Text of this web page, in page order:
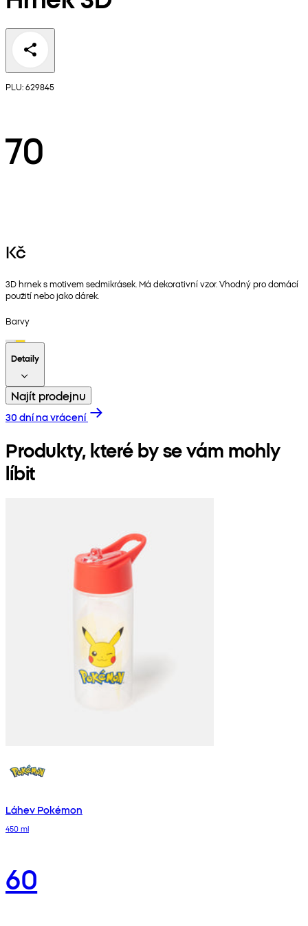
PLU: 629845
70
Kč
3D hrnek s motivem sedmikrásek. Má dekorativní vzor. Vhodný pro domácí
použití nebo jako dárek.
Barvy
Detaily
Najít prodejnu
30 dní na vrácení
Produkty, které by se vám mohly
líbit
Láhev Pokémon
450 ml
60